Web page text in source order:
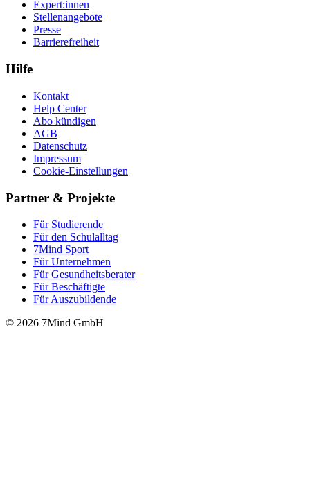
Expert:innen
Stellenangebote
Presse
Barrierefreiheit
Hilfe
Kontakt
Help Center
Abo kündigen
AGB
Datenschutz
Impressum
Cookie-Einstellungen
Partner & Projekte
Für Stu­die­rende
Für den Schulalltag
7Mind Sport
Für Unter­neh­men
Für Gesund­heits­be­ra­ter
Für Beschäftigte
Für Auszubildende
© 2026 7Mind GmbH